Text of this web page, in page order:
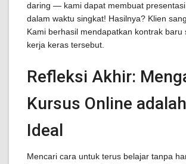
daring — kami dapat membuat
dalam waktu singkat! Hasilnya? Klien
Kami berhasil mendapatkan kontrak baru
kerja keras tersebut.
Refleksi Akhir:
Kursus Online
Ideal
Mencari cara untuk terus belajar tanpa